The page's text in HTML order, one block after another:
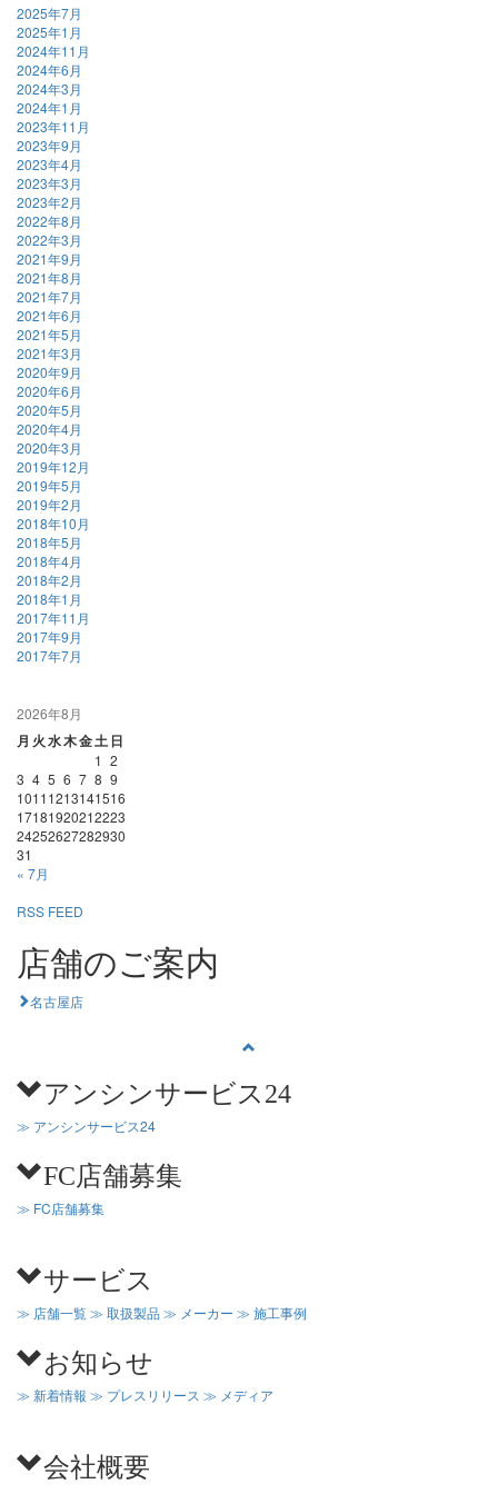
2025年7月
2025年1月
2024年11月
2024年6月
2024年3月
2024年1月
2023年11月
2023年9月
2023年4月
2023年3月
2023年2月
2022年8月
2022年3月
2021年9月
2021年8月
2021年7月
2021年6月
2021年5月
2021年3月
2020年9月
2020年6月
2020年5月
2020年4月
2020年3月
2019年12月
2019年5月
2019年2月
2018年10月
2018年5月
2018年4月
2018年2月
2018年1月
2017年11月
2017年9月
2017年7月
2026年8月
月 火水木金土 日
1 2
3 4 5 6 7 8 9
10111213141516
17181920212223
24252627282930
31
« 7月
RSS FEED
店舗のご案内
名古屋店
アンシンサービス24
≫ アンシンサービス24
FC店舗募集
≫ FC店舗募集
サービス
≫ 店舗一覧≫ 取扱製品 ≫ メーカー ≫ 施工事例
お知らせ
≫ 新着情報 ≫ プレスリリース ≫ メディア
会社概要